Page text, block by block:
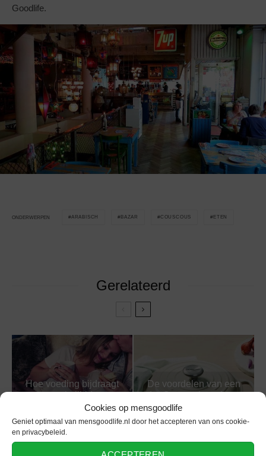
Cookies op mensgoodlife
Geniet optimaal van mensgoodlife.nl door het accepteren van ons cookie-
en privacybeleid.
Goodlife.
ONDERWERPEN ARABISCH BAZAR COUSCOUS ETEN
Gerelateerd
Hoe voeding bijdraagt
aan je libido
De voordelen van een
Le Creuset braadpan